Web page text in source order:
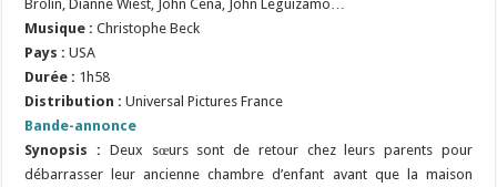
Brolin, Dianne Wiest, John Cena, John Leguizamo…
Musique : Christophe Beck
Pays : USA
Durée : 1h58
Distribution : Universal Pictures France
Bande-annonce
Synopsis : Deux sœurs sont de retour chez leurs parents pour
débarrasser leur ancienne chambre d’enfant avant que la maison